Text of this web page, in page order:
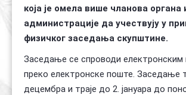
која је омела више чланова органа
администрације да учествују у
физичког заседања скупштине.
Заседање се спроводи електронским
преко електронске поште. Заседање
децембра и траје до 2. јануара до